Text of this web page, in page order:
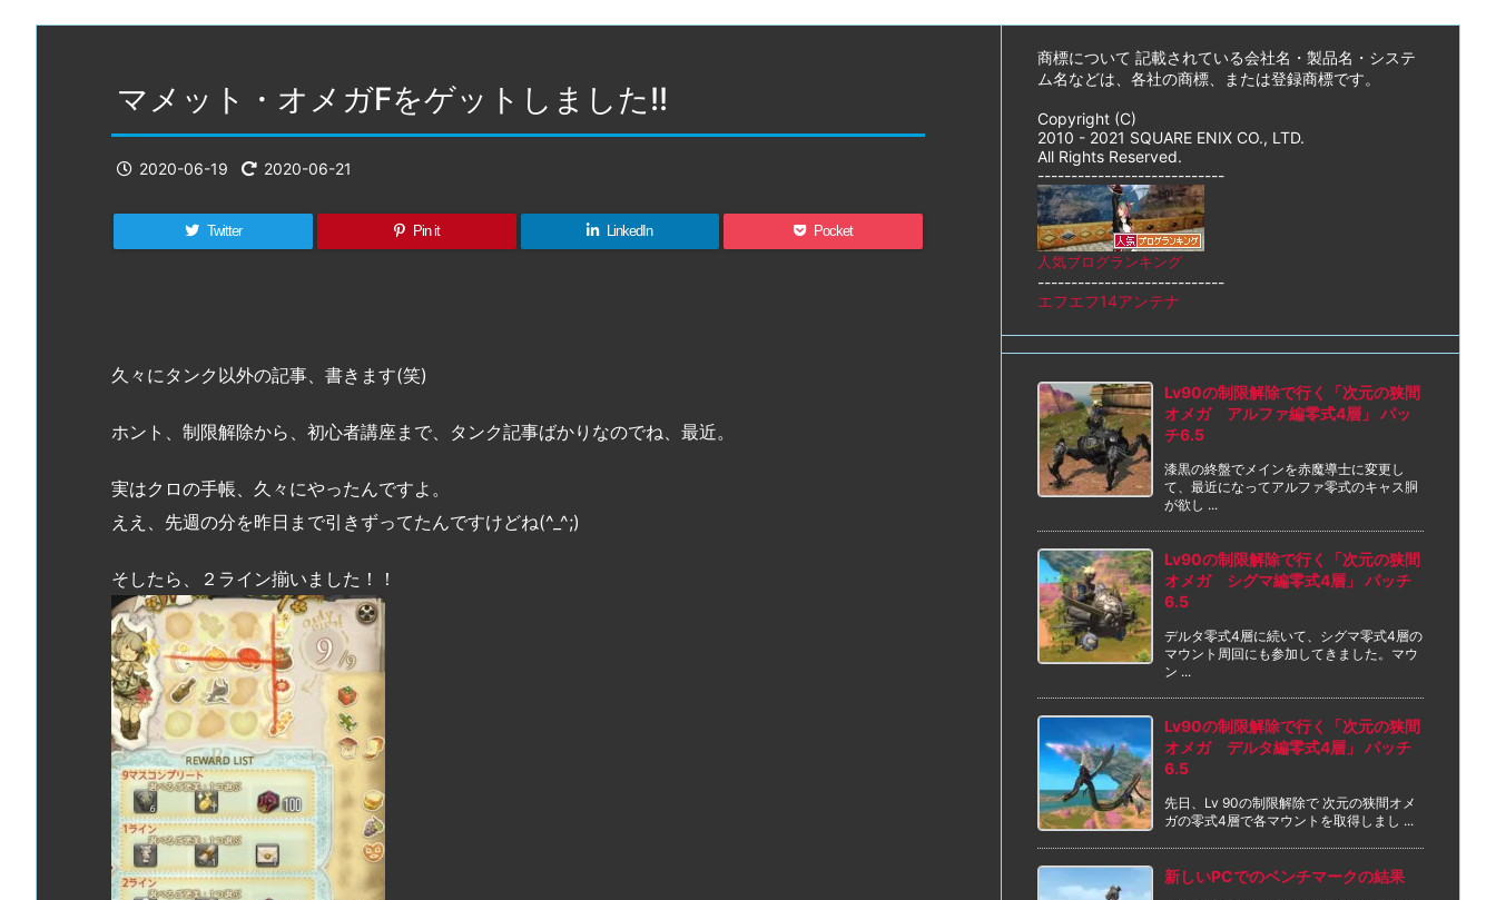
マメット・オメガFをゲットしました!!
2020-06-19 2020-06-21
Twitter Pin it LinkedIn Pocket
久々にタンク以外の記事、書きます(笑)
ホント、制限解除から、初心者講座まで、タンク記事ばかりなのでね、最近。
実はクロの手帳、久々にやったんですよ。
ええ、先週の分を昨日まで引きずってたんですけどね(^_^;)
そしたら、２ライン揃いました！！
商標について 記載されている会社名・製品名・システ
ム名などは、各社の商標、または登録商標です。
Copyright (C)
2010 - 2021 SQUARE ENIX CO., LTD.
All Rights Reserved.
----------------------------
人気ブログランキング
----------------------------
エフエフ14アンテナ
Lv90の制限解除で行く「次元の狭間
オメガ アルファ編零式4層」 パッ
チ6.5
漆黒の終盤でメインを赤魔導士に変更し
て、最近になってアルファ零式のキャス胴
が欲し ...
Lv90の制限解除で行く「次元の狭間
オメガ シグマ編零式4層」 パッチ
6.5
デルタ零式4層に続いて、シグマ零式4層の
マウント周回にも参加してきました。マウ
ン ...
Lv90の制限解除で行く「次元の狭間
オメガ デルタ編零式4層」 パッチ
6.5
先日、Lv 90の制限解除で 次元の狭間オメ
ガの零式4層で各マウントを取得しまし ...
新しいPCでのベンチマークの結果